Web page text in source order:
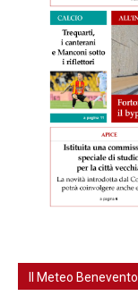
Il Meteo Benevento